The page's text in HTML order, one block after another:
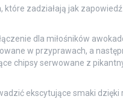
, które zadziałają jak
dla miłośników
w przyprawach, a
chipsy serwowane z
ekscytujące smaki